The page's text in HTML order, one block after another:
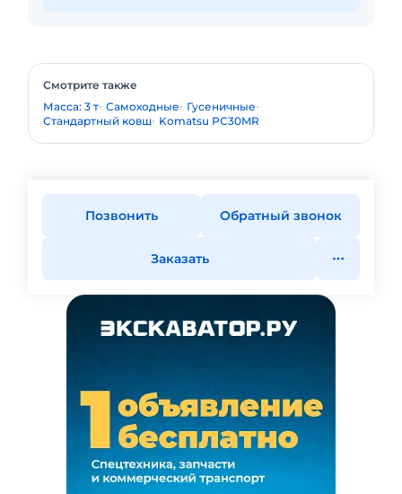
Смотрите также
Масса: 3 т Самоходные
Гусеничные
Стандартный ковш Komatsu PC30MR
Позвонить Обратный звонок
Заказать